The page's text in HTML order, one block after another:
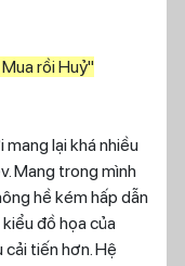
rồi Huỷ"
lại khá nhiều
Mang trong mình
hề kém hấp dẫn
đồ họa của
tiến hơn. Hệ